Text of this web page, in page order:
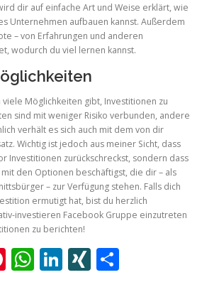
dir auf einfache Art und Weise erklärt, wie
Unternehmen aufbauen kannst. Außerdem
– von Erfahrungen und anderen
wodurch du viel lernen kannst.
viele Möglichkeiten gibt, Investitionen zu
sind mit weniger Risiko verbunden, andere
verhält es sich auch mit dem von dir
Wichtig ist jedoch aus meiner Sicht, dass
Investitionen zurückschreckst, sondern dass
den Optionen beschäftigst, die dir – als
– zur Verfügung stehen. Falls dich
ermutigt hat, bist du herzlich
investieren Facebook Gruppe einzutreten
zu berichten!
Pinterest
WhatsApp
LinkedIn
XING